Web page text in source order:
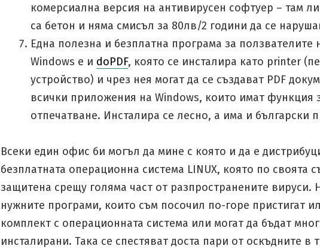
комерсиална версия на антивирусен софтуер – там
са бетон и няма смисъл за 80лв/2 години да се
Една полезна и безплатна програма за ползвателите
Windows е и doPDF, която се инсталира като printer
устройство) и чрез нея могат да се създават PDF
всички приложения на Windows, които имат функция
отпечатване. Инсталира се лесно, а има и български
Всеки един офис би могъл да мине с която и да е
безплатната операционна система LINUX, която по своята
защитена срещу голяма част от разпространените вируси.
нужните програми, които съм посочил по-горе пристигат
комплект с операционната система или могат да бъдат
инсталирани. Така се спестяват доста пари от оскъдните в